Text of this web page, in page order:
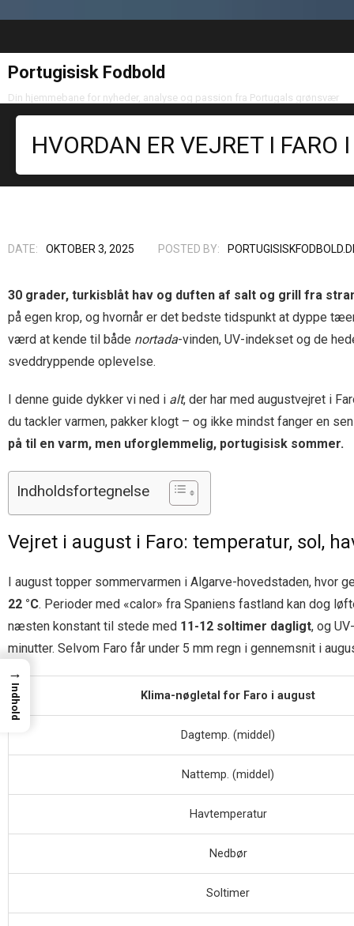
Portugisisk Fodbold
Din hjemmebane for nyheder, analyse og passion fra Portugals grønsvær
HVORDAN ER VEJRET I FARO
DATE: OKTOBER 3, 2025 POSTED BY:
30 grader, turkisblåt hav og duften af salt og grill fra
på egen krop, og hvornår er det bedste tidspunkt at dyppe
værd at kende til både nortada-vinden, UV-indekset og de
sveddryppende oplevelse.
I denne guide dykker vi ned i alt, der har med augustvejret i
du tackler varmen, pakker klogt – og ikke mindst fanger en
på til en varm, men uforglemmelig, portugisisk sommer.
Indholdsfortegnelse
Vejret i august i Faro: temperatur, sol,
I august topper sommervarmen i Algarve-hovedstaden, hvor
22 °C. Perioder med «calor» fra Spaniens fastland kan dog
næsten konstant til stede med 11-12 soltimer dagligt, og
minutter. Selvom Faro får under 5 mm regn i gennemsnit i
Klima-nøgletal for Faro i august
Dagtemp. (middel)
Nattemp. (middel)
Havtemperatur
Nedbør
Soltimer
→
Indhold